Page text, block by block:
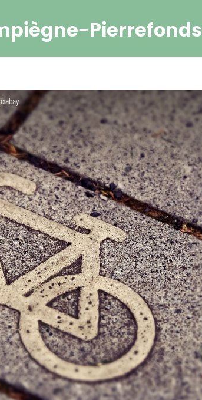
Pierrefonds